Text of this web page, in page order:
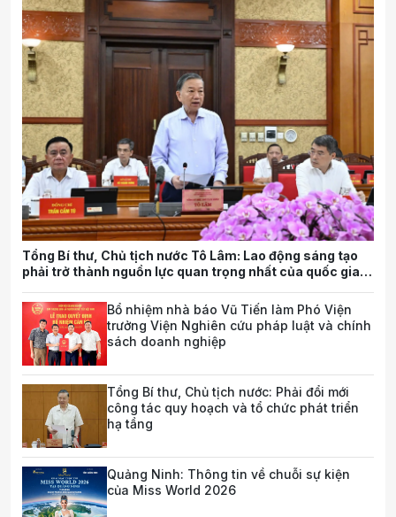
Tổng Bí thư, Chủ tịch nước Tô Lâm: Lao động sáng tạo
phải trở thành nguồn lực quan trọng nhất của quốc gia
Bổ nhiệm nhà báo Vũ Tiến làm Phó Viện
trưởng Viện Nghiên cứu pháp luật và chính
sách doanh nghiệp
Tổng Bí thư, Chủ tịch nước: Phải đổi mới
công tác quy hoạch và tổ chức phát triển
hạ tầng
Quảng Ninh: Thông tin về chuỗi sự kiện
của Miss World 2026